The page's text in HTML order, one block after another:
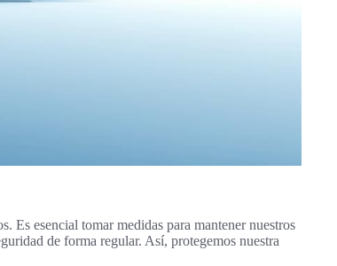
Es esencial tomar medidas para mantener nuestros
de forma regular. Así, protegemos nuestra